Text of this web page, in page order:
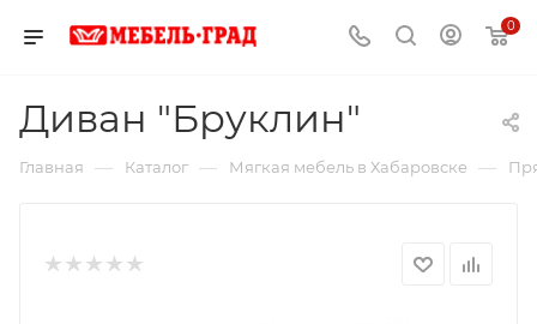
0
Диван "Бруклин"
Главная — Каталог — Мягкая мебель в Хабаровске —